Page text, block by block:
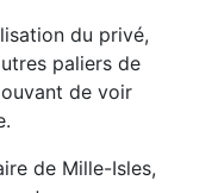
du privé,
paliers de
de voir
de Mille-Isles,